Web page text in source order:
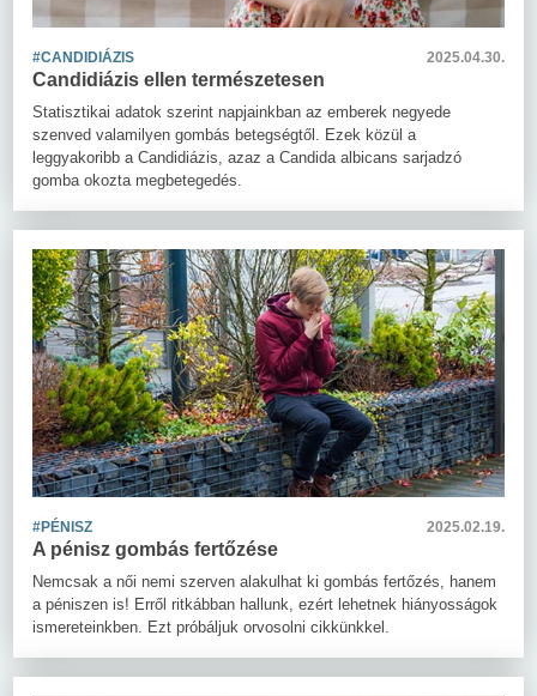
#CANDIDIÁZIS 2025.04.30.
Candidiázis ellen természetesen
Statisztikai adatok szerint napjainkban az emberek negyede
szenved valamilyen gombás betegségtől. Ezek közül a
leggyakoribb a Candidiázis, azaz a Candida albicans sarjadzó
gomba okozta megbetegedés.
#PÉNISZ 2025.02.19.
A pénisz gombás fertőzése
Nemcsak a női nemi szerven alakulhat ki gombás fertőzés, hanem
a péniszen is! Erről ritkábban hallunk, ezért lehetnek hiányosságok
ismereteinkben. Ezt próbáljuk orvosolni cikkünkkel.